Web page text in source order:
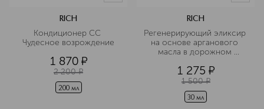
RICH
Кондиционер СС
Чудесное возрождение
1 870 ¤
2 200 ¤
200 мл
RICH
Регенерирующий эликсир
на основе арганового
масла в дорожном
1 275 ¤
1 500 ¤
30 мл